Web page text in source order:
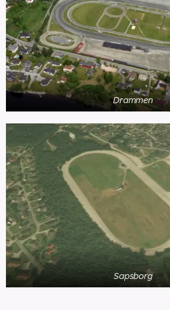
Drammen
Sapsborg